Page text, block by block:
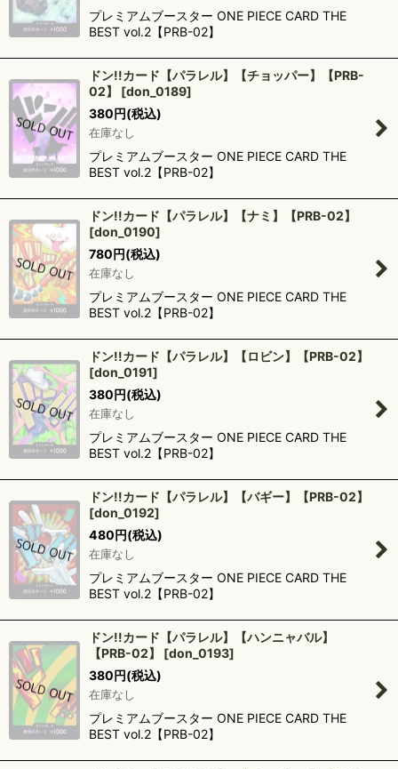
プレミアムブースター ONE PIECE CARD THE
BEST vol.2【PRB-02】
ドン!!カード【パラレル】【チョッパー】【PRB-
02】
[don_0189]
380円(税込)
在庫なし
プレミアムブースター ONE PIECE CARD THE
BEST vol.2【PRB-02】
ドン!!カード【パラレル】【ナミ】【PRB-02】
[don_0190]
780円(税込)
在庫なし
プレミアムブースター ONE PIECE CARD THE
BEST vol.2【PRB-02】
ドン!!カード【パラレル】【ロビン】【PRB-02】
[don_0191]
380円(税込)
在庫なし
プレミアムブースター ONE PIECE CARD THE
BEST vol.2【PRB-02】
ドン!!カード【パラレル】【バギー】【PRB-02】
[don_0192]
480円(税込)
在庫なし
プレミアムブースター ONE PIECE CARD THE
BEST vol.2【PRB-02】
ドン!!カード【パラレル】【ハンニャバル】
【PRB-02】
[don_0193]
380円(税込)
在庫なし
プレミアムブースター ONE PIECE CARD THE
BEST vol.2【PRB-02】